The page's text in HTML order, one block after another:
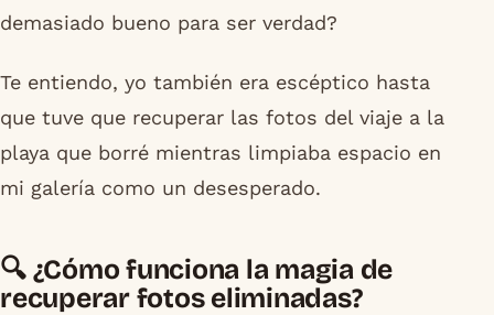
demasiado bueno para ser verdad?
Te entiendo, yo también era escéptico hasta
que tuve que recuperar las fotos del viaje a la
playa que borré mientras limpiaba espacio en
mi galería como un desesperado.
🔍 ¿Cómo funciona la magia de
recuperar fotos eliminadas?